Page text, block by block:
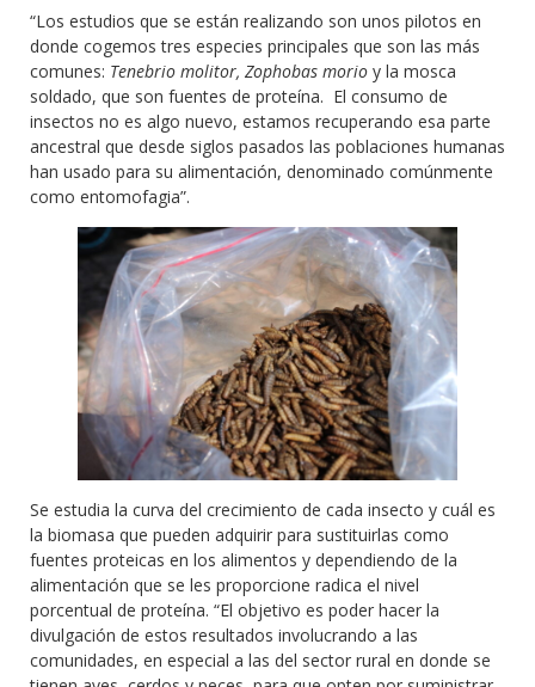
“Los estudios que se están realizando son unos pilotos en
donde cogemos tres especies principales que son las más
comunes: Tenebrio molitor, Zophobas morio y la mosca
soldado, que son fuentes de proteína. El consumo de
insectos no es algo nuevo, estamos recuperando esa parte
ancestral que desde siglos pasados las poblaciones humanas
han usado para su alimentación, denominado comúnmente
como entomofagia”.
Se estudia la curva del crecimiento de cada insecto y cuál es
la biomasa que pueden adquirir para sustituirlas como
fuentes proteicas en los alimentos y dependiendo de la
alimentación que se les proporcione radica el nivel
porcentual de proteína. “El objetivo es poder hacer la
divulgación de estos resultados involucrando a las
comunidades, en especial a las del sector rural en donde se